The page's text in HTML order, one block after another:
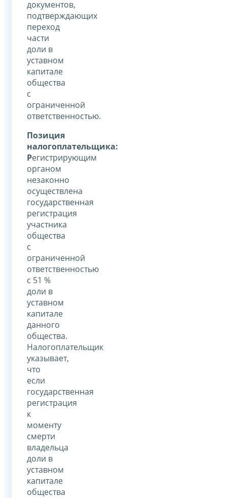
документов,
подтверждающих
переход
части
доли в
уставном
капитале
общества
с
ограниченной
ответственностью.
Позиция
налогоплательщика:
Регистрирующим
органом
незаконно
осуществлена
государственная
регистрация
участника
общества
с
ограниченной
ответственностью
с 51 %
доли в
уставном
капитале
данного
общества.
Налогоплательщик
указывает,
что
если
государственная
регистрация
к
моменту
смерти
владельца
доли в
уставном
капитале
общества